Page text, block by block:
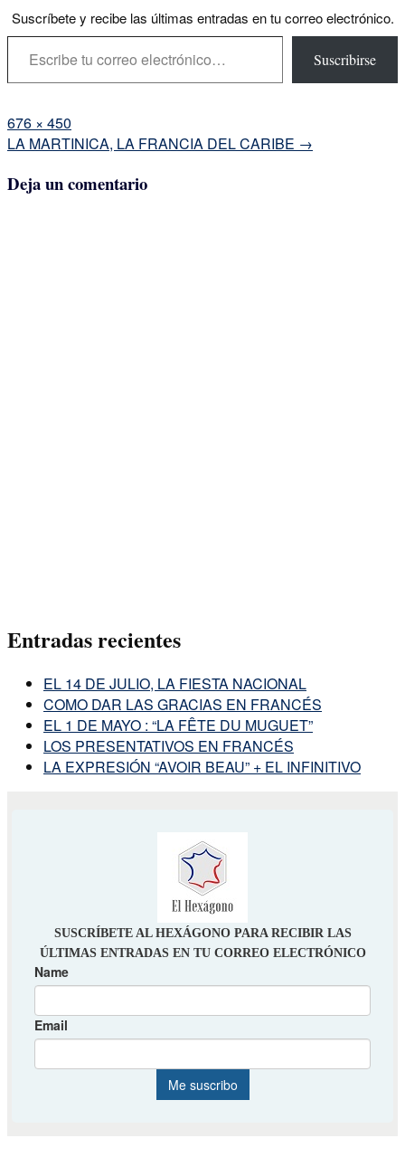
Suscríbete y recibe las últimas entradas en tu correo electrónico.
Escribe tu correo electrónico…
Suscribirse
Tamaño
completo
676 × 450
Navegación
la
LA MARTINICA, LA FRANCIA DEL CARIBE →
Deja un comentario
Entradas recientes
EL 14 DE JULIO, LA FIESTA NACIONAL
COMO DAR LAS GRACIAS EN FRANCÉS
EL 1 DE MAYO : “LA FÊTE DU MUGUET”
LOS PRESENTATIVOS EN FRANCÉS
LA EXPRESIÓN “AVOIR BEAU” + EL INFINITIVO